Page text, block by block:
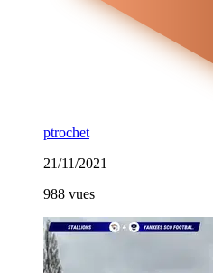
ptrochet
21/11/2021
988 vues